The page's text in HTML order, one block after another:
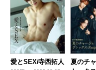
愛とSEX/寺西拓人
夏のチ